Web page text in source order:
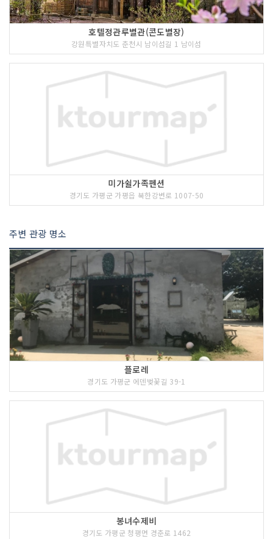
호텔정관루별관(콘도별장)
강원특별자치도 춘천시 남이섬길 1 남이섬
미가쉴가족펜션
경기도 가평군 가평읍 북한강변로 1007-50
주변 관광 명소
플로레
경기도 가평군 에덴벚꽃길 39-1
봉녀수제비
경기도 가평군 청평면 경춘로 1462